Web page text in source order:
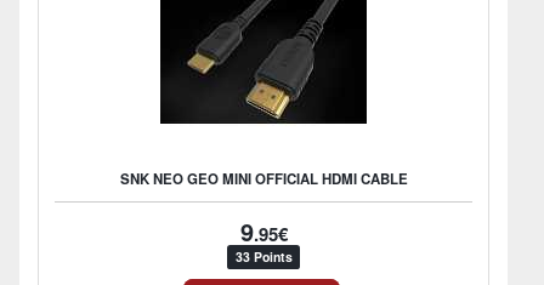
SNK NEO GEO MINI OFFICIAL HDMI CABLE
9.95€
33 Points